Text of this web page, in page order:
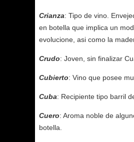
Crianza: Tipo de vino.
en botella que implica un
evolucione, asi como la
Crudo: Joven, sin finalizar
Cubierto: Vino que posee
Cuba: Recipiente tipo barril
Cuero: Aroma noble de
botella.